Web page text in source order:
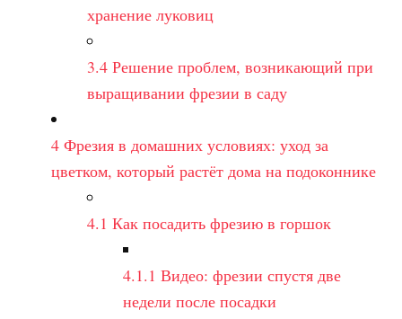
хранение луковиц
3.4 Решение проблем, возникающий при
выращивании фрезии в саду
4 Фрезия в домашних условиях: уход за
цветком, который растёт дома на подоконнике
4.1 Как посадить фрезию в горшок
4.1.1 Видео: фрезии спустя две
недели после посадки